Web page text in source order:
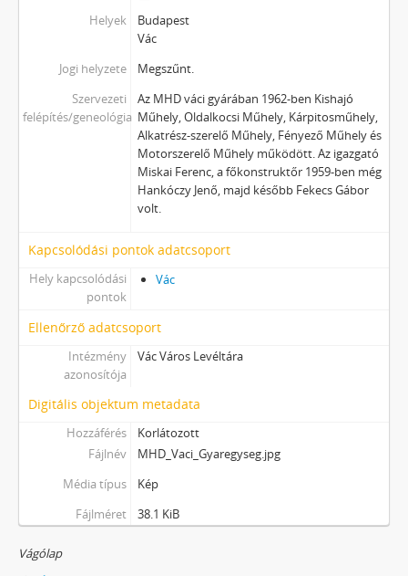
Helyek
Budapest
Vác
Jogi helyzete
Megszűnt.
Szervezeti
felépítés/geneológia
Az MHD váci gyárában 1962-ben Kishajó
Műhely, Oldalkocsi Műhely, Kárpitosműhely,
Alkatrész-szerelő Műhely, Fényező Műhely és
Motorszerelő Műhely működött. Az igazgató
Miskai Ferenc, a főkonstruktőr 1959-ben még
Hankóczy Jenő, majd később Fekecs Gábor
volt.
Kapcsolódási pontok adatcsoport
Hely kapcsolódási
pontok
Vác
Ellenőrző adatcsoport
Intézmény
azonosítója
Vác Város Levéltára
Digitális objektum metadata
Hozzáférés
Korlátozott
Fájlnév
MHD_Vaci_Gyaregyseg.jpg
Média típus
Kép
Fájlméret
38.1 KiB
Vágólap